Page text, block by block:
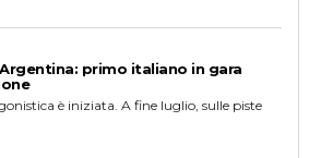
primo italiano in gara
è iniziata. A fine luglio, sulle piste